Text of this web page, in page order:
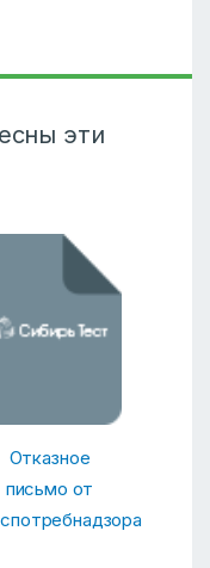
эти
Отказное
письмо от